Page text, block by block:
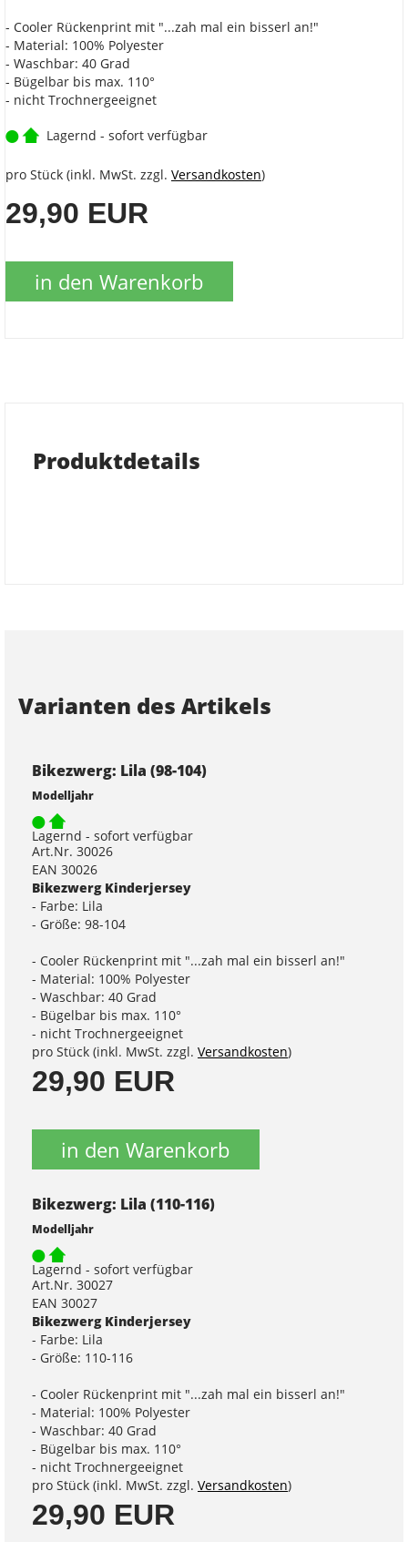
- Cooler Rückenprint mit "...zah mal ein bisserl an!"
- Material: 100% Polyester
- Waschbar: 40 Grad
- Bügelbar bis max. 110°
- nicht Trochnergeeignet
Lagernd - sofort verfügbar
pro Stück (inkl. MwSt. zzgl. Versandkosten)
29,90 EUR
in den Warenkorb
Produktdetails
Varianten des Artikels
Bikezwerg: Lila (98-104)
Modelljahr
Lagernd - sofort verfügbar
Art.Nr. 30026
EAN 30026
Bikezwerg Kinderjersey
- Farbe: Lila
- Größe: 98-104
- Cooler Rückenprint mit "...zah mal ein bisserl an!"
- Material: 100% Polyester
- Waschbar: 40 Grad
- Bügelbar bis max. 110°
- nicht Trochnergeeignet
pro Stück (inkl. MwSt. zzgl. Versandkosten)
29,90 EUR
in den Warenkorb
Bikezwerg: Lila (110-116)
Modelljahr
Lagernd - sofort verfügbar
Art.Nr. 30027
EAN 30027
Bikezwerg Kinderjersey
- Farbe: Lila
- Größe: 110-116
- Cooler Rückenprint mit "...zah mal ein bisserl an!"
- Material: 100% Polyester
- Waschbar: 40 Grad
- Bügelbar bis max. 110°
- nicht Trochnergeeignet
pro Stück (inkl. MwSt. zzgl. Versandkosten)
29,90 EUR